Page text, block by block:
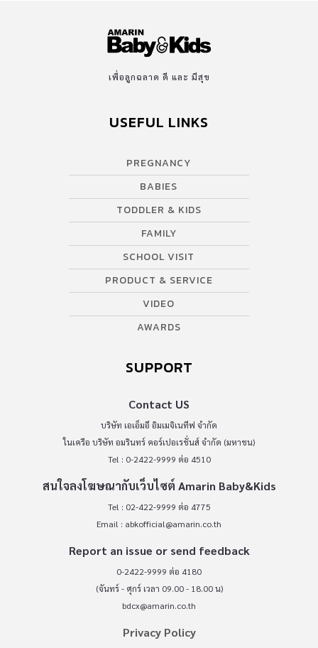
เพื่อลูกฉลาด ดี และ มีสุข
USEFUL LINKS
PREGNANCY
BABIES
TODDLER & KIDS
FAMILY
SCHOOL VISIT
PRODUCT & SERVICE
VIDEO
AWARDS
SUPPORT
Contact US
บริษัท เอเอ็มอี อิมเมจิเนทีฟ จำกัด
ในเครือ บริษัท อมรินทร์ คอร์เปอเรชั่นส์ จำกัด (มหาชน)
Tel : 0-2422-9999 ต่อ 4510
สนใจลงโฆษณากับเว็บไซต์ Amarin Baby&Kids
Tel : 02-422-9999 ต่อ 4775
Email : abkofficial@amarin.co.th
Report an issue or send feedback
0-2422-9999 ต่อ 4180
(จันทร์ - ศุกร์ เวลา 09.00 - 18.00 น)
bdcx@amarin.co.th
Privacy Policy